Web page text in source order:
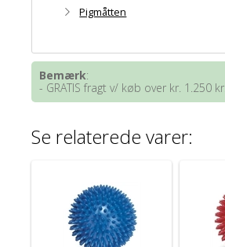
Pigmåtten
Bemærk:
- GRATIS fragt v/ køb over kr. 1.250 kr.
Se relaterede varer: